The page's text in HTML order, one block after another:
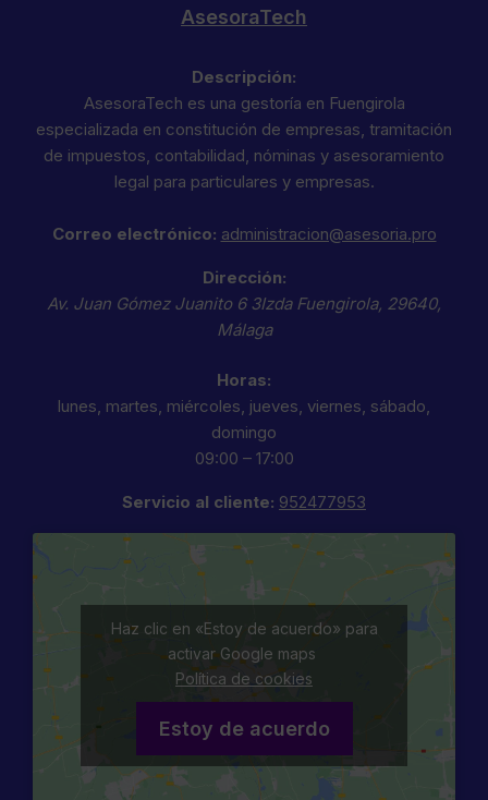
AsesoraTech
Descripción:
AsesoraTech es una gestoría en Fuengirola
especializada en constitución de empresas, tramitación
de impuestos, contabilidad, nóminas y asesoramiento
legal para particulares y empresas.
Correo electrónico: administracion@asesoria.pro
Dirección:
Av. Juan Gómez Juanito 6 3Izda Fuengirola, 29640,
Málaga
Horas:
lunes, martes, miércoles, jueves, viernes, sábado,
domingo
09:00 – 17:00
Servicio al cliente: 952477953
Haz clic en «Estoy de acuerdo» para
activar Google maps
Política de cookies
Estoy de acuerdo